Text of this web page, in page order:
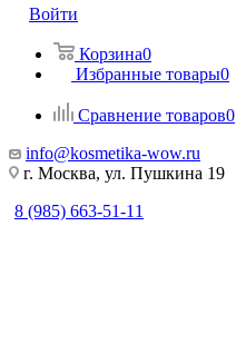
Войти
Корзина0
Избранные товары0
Сравнение товаров0
info@kosmetika-wow.ru
г. Москва, ул. Пушкина 19
8 (985) 663-51-11